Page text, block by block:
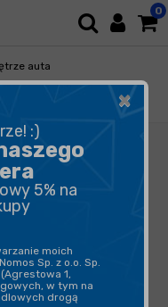
0
auta
i Zawieszki
×
:)
5% na
moich
Sp. z o.o. Sp.
1,
w tym na
drogą